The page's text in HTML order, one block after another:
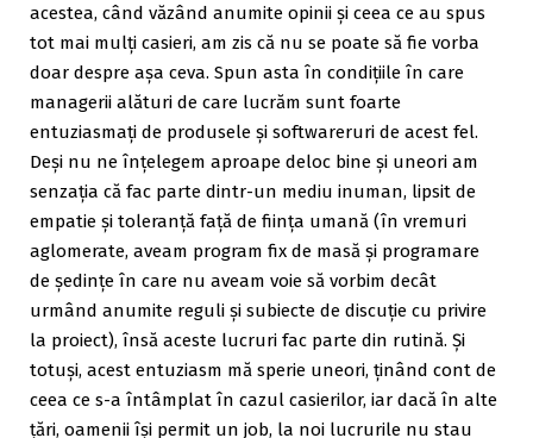
acestea, când văzând anumite opinii și ceea ce au spus
tot mai mulți casieri, am zis că nu se poate să fie vorba
doar despre așa ceva. Spun asta în condițiile în care
managerii alături de care lucrăm sunt foarte
entuziasmați de produsele și softwareruri de acest fel.
Deși nu ne înțelegem aproape deloc bine și uneori am
senzația că fac parte dintr-un mediu inuman, lipsit de
empatie și toleranță față de ființa umană (în vremuri
aglomerate, aveam program fix de masă și programare
de ședințe în care nu aveam voie să vorbim decât
urmând anumite reguli și subiecte de discuție cu privire
la proiect), însă aceste lucruri fac parte din rutină. Și
totuși, acest entuziasm mă sperie uneori, ținând cont de
ceea ce s-a întâmplat în cazul casierilor, iar dacă în alte
țări, oamenii își permit un job, la noi lucrurile nu stau